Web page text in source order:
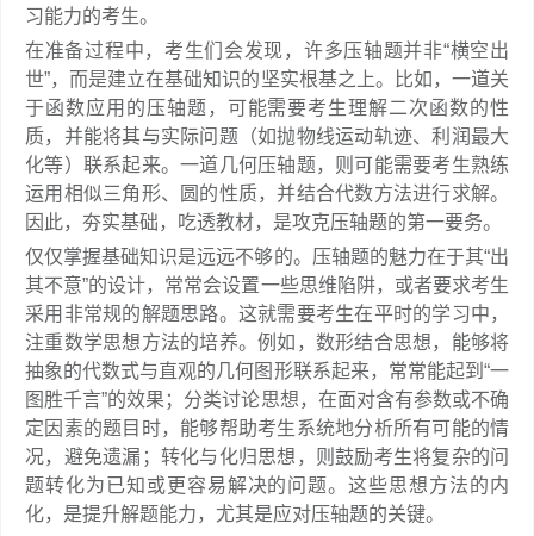
习能力的考生。
在准备过程中，考生们会发现，许多压轴题并非“横空出
世”，而是建立在基础知识的坚实根基之上。比如，一道关
于函数应用的压轴题，可能需要考生理解二次函数的性
质，并能将其与实际问题（如抛物线运动轨迹、利润最大
化等）联系起来。一道几何压轴题，则可能需要考生熟练
运用相似三角形、圆的性质，并结合代数方法进行求解。
因此，夯实基础，吃透教材，是攻克压轴题的第一要务。
仅仅掌握基础知识是远远不够的。压轴题的魅力在于其“出
其不意”的设计，常常会设置一些思维陷阱，或者要求考生
采用非常规的解题思路。这就需要考生在平时的学习中，
注重数学思想方法的培养。例如，数形结合思想，能够将
抽象的代数式与直观的几何图形联系起来，常常能起到“一
图胜千言”的效果；分类讨论思想，在面对含有参数或不确
定因素的题目时，能够帮助考生系统地分析所有可能的情
况，避免遗漏；转化与化归思想，则鼓励考生将复杂的问
题转化为已知或更容易解决的问题。这些思想方法的内
化，是提升解题能力，尤其是应对压轴题的关键。